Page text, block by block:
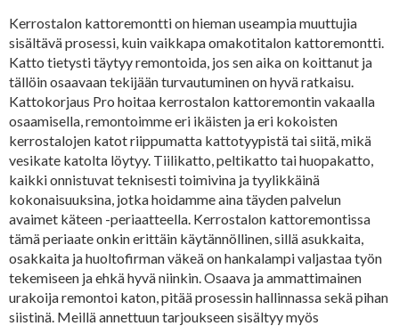
Kerrostalon kattoremontti on hieman useampia muuttujia
sisältävä prosessi, kuin vaikkapa omakotitalon kattoremontti.
Katto tietysti täytyy remontoida, jos sen aika on koittanut ja
tällöin osaavaan tekijään turvautuminen on hyvä ratkaisu.
Kattokorjaus Pro hoitaa kerrostalon kattoremontin vakaalla
osaamisella, remontoimme eri ikäisten ja eri kokoisten
kerrostalojen katot riippumatta kattotyypistä tai siitä, mikä
vesikate katolta löytyy. Tiilikatto, peltikatto tai huopakatto,
kaikki onnistuvat teknisesti toimivina ja tyylikkäinä
kokonaisuuksina, jotka hoidamme aina täyden palvelun
avaimet käteen -periaatteella. Kerrostalon kattoremontissa
tämä periaate onkin erittäin käytännöllinen, sillä asukkaita,
osakkaita ja huoltofirman väkeä on hankalampi valjastaa työn
tekemiseen ja ehkä hyvä niinkin. Osaava ja ammattimainen
urakoija remontoi katon, pitää prosessin hallinnassa sekä pihan
siistinä. Meillä annettuun tarjoukseen sisältyy myös